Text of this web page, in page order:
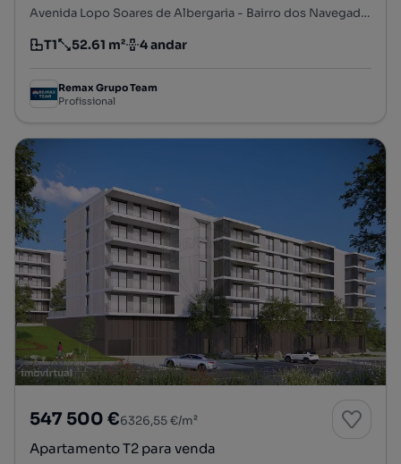
Avenida Lopo Soares de Albergaria - Bairro dos Navegadores, Porto Salvo, Oeiras, Lisboa
Tipologia
T1
Preço por metro quadrado
52.61 m²
Andar 4 andar
Remax Grupo Team
Profissional
547 500 €6326,55 €/m²
Apartamento T2 para venda